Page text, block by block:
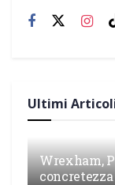
Ultimi
Wrexham,